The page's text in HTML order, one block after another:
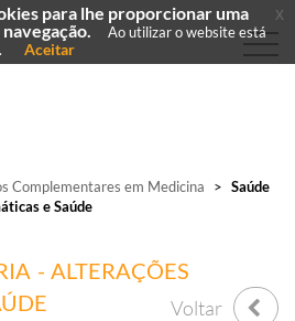
Complementares em Medicina > Saúde
e Saúde
- ALTERAÇÕES
Voltar
para lhe proporcionar uma
Ao utilizar o website está
Aceitar
x